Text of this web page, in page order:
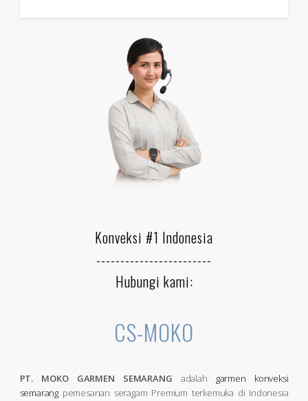
Konveksi #1 Indonesia
------------------------
Hubungi kami:
CS-MOKO
PT. MOKO GARMEN SEMARANG adalah garmen konveksi
semarangpemesanan seragam Premium terkemuka di Indonesia